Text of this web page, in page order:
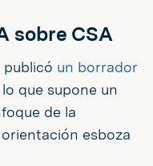
sobre CSA
publicó un borrador
lo que supone un
de la
esboza